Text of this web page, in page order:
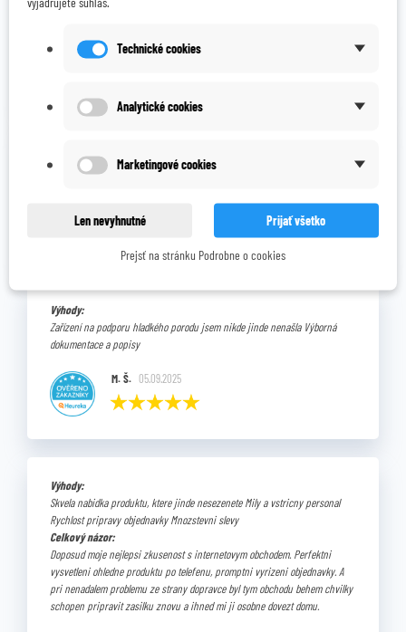
Spokojnosť
Marek Š. 12.11.2025
Vse v poradku, rychla a mila komunikace
Karolína Ověřený zákazník Heuréka.cz 25.10.2025
Výhody:
Zařízení na podporu hladkého porodu jsem nikde jinde nenašla Výborná
dokumentace a popisy
M. Š. 05.09.2025
Výhody:
Skvela nabidka produktu, ktere jinde nesezenete Mily a vstricny personal
Rychlost pripravy objednavky Mnozstevni slevy
Celkový názor:
Doposud moje nejlepsi zkusenost s internetovym obchodem. Perfektni
vysvetleni ohledne produktu po telefenu, promptni vyrizeni objednavky. A
pri nenadalem problemu ze strany dopravce byl tym obchodu behem chvilky
schopen pripravit zasilku znovu a ihned mi ji osobne dovezt domu.
Technické cookies
Analytické cookies
Marketingové cookies
Len nevyhnutné Prijať všetko
Prejsť na stránku Podrobne o cookies